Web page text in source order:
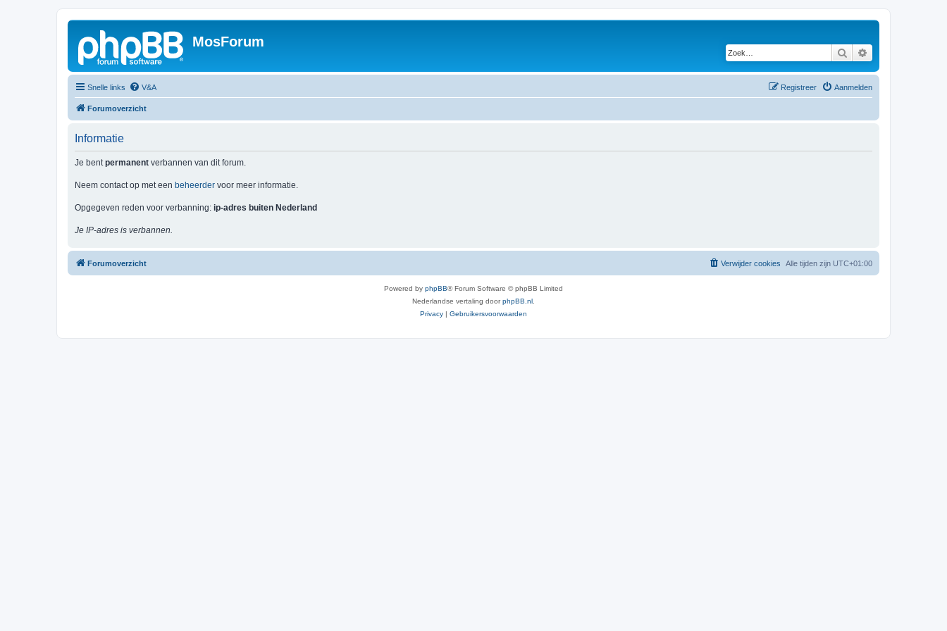
MosForum
Zoek
Snelle links V&A Aanmelden
Registreer
Forumoverzicht
Informatie
Je bentpermanent verbannen van dit forum.
Neem contact op met een beheerder voor meer informatie.
Opgegeven reden voor verbanning: ip-adres buiten Nederland
Je IP-adres is verbannen.
Forumoverzicht Alle tijden zijn UTC+01:00
Verwijder cookies
Powered by phpBB® Forum Software © phpBB Limited
Nederlandse vertaling doorphpBB.nl
Privacy | Gebruikersvoorwaarden